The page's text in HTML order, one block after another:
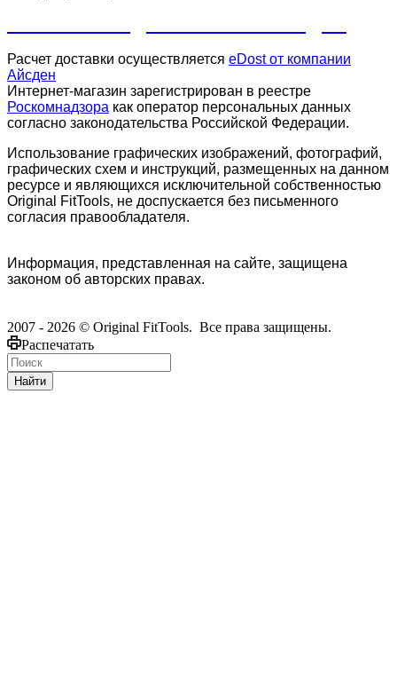
Расчет доставки осуществляется eDost от компании
Айсден
Интернет-магазин зарегистрирован в реестре
Роскомнадзора как оператор персональных данных
согласно законодательства Российской Федерации.
Использование графических изображений, фотографий,
графических схем и инструкций, размещенных на данном
ресурсе и являющихся исключительной собственностью
Original FitTools, не доспускается без письменного
согласия правообладателя.
Информация, представленная на сайте, защищена
законом об авторских правах.
2007 - 2026 © Original FitTools. Все права защищены.
Распечатать
Найти